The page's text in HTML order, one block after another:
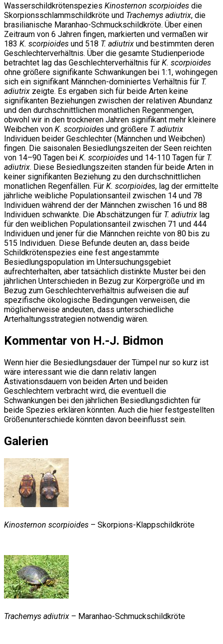
Wasserschildkrötenspezies Kinosternon scorpioides die
Skorpionsschlammschildkröte und Trachemys adiutrix, die
brasilianische Maranhao-Schmuckschildkröte. Über einen
Zeitraum von 6 Jahren fingen, markierten und vermaßen wir
183 K. scorpioides und 518 T. adiutrix und bestimmten deren
Geschlechterverhältnis. Über die gesamte Studienperiode
betrachtet lag das Geschlechterverhältnis für K. scorpioides
ohne größere signifikante Schwankungen bei 1:1, wohingegen
sich ein signifikant Männchen-dominiertes Verhältnis für T.
adiutrix zeigte. Es ergaben sich für beide Arten keine
signifikanten Beziehungen zwischen der relativen Abundanz
und den durchschnittlichen monatlichen Regenmengen,
obwohl wir in den trockneren Jahren signifikant mehr kleinere
Weibchen von K. scorpioides und größere T. adiutrix
Individuen beider Geschlechter (Männchen und Weibchen)
fingen. Die saisonalen Besiedlungszeiten der Seen reichten
von 14–90 Tagen bei K. scorpioides und 14-110 Tagen für T.
adiutrix. Diese Besiedlungszeiten standen für beide Arten in
keiner signifikanten Beziehung zu den durchschnittlichen
monatlichen Regenfällen. Für K. scorpioides, lag der ermittelte
jährliche weibliche Populationsanteil zwischen 14 und 78
Individuen während der der Männchen zwischen 16 und 88
Individuen schwankte. Die Abschätzungen für T. adiutrix lag
für den weiblichen Populationsanteil zwischen 71 und 444
Individuen und jener für die Männchen reichte von 80 bis zu
515 Individuen. Diese Befunde deuten an, dass beide
Schildkrötenspezies eine fest angestammte
Besiedlungspopulation im Untersuchungsgebiet
aufrechterhalten, aber tatsächlich distinkte Muster bei den
jährlichen Unterschieden in Bezug zur Körpergröße und im
Bezug zum Geschlechterverhältnis aufweisen die auf
spezifische ökologische Bedingungen verweisen, die
möglicherweise andeuten, dass unterschiedliche
Arterhaltungsstrategien notwendig wären.
Kommentar von H.-J. Bidmon
Wenn hier die Besiedlungsdauer der Tümpel nur so kurz ist
wäre interessant wie die dann relativ langen
Ästivationsdauern von beiden Arten und beiden
Geschlechtern verbracht wird, die eventuell die
Schwankungen bei den jährlichen Besiedlungsdichten für
beide Spezies erklären könnten. Auch die hier festgestellten
Größenunterschiede könnten davon beeinflusst sein.
Galerien
Kinosternon scorpioides – Skorpions-Klappschildkröte
Trachemys adiutrix – Maranhao-Schmuckschildkröte